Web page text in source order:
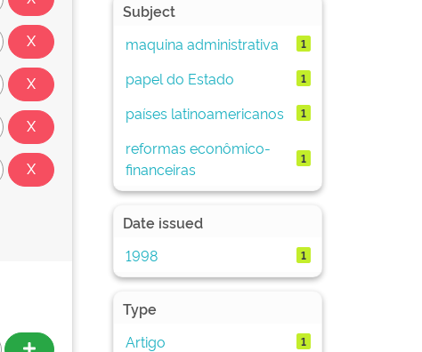
Subject
maquina administrativa
1
papel do Estado 1
países latinoamericanos 1
reformas econômico-
financeiras
1
Date issued
1998
1
Type
Artigo
1